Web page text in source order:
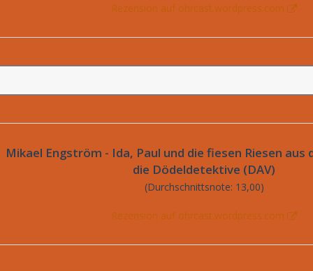
Rezension auf ohrcast.wordpress.com
Mikael Engström - Ida, Paul und die fiesen Riesen
die Dödeldetektive (DAV)
(Durchschnittsnote: 13,00)
Rezension auf ohrcast.wordpress.com